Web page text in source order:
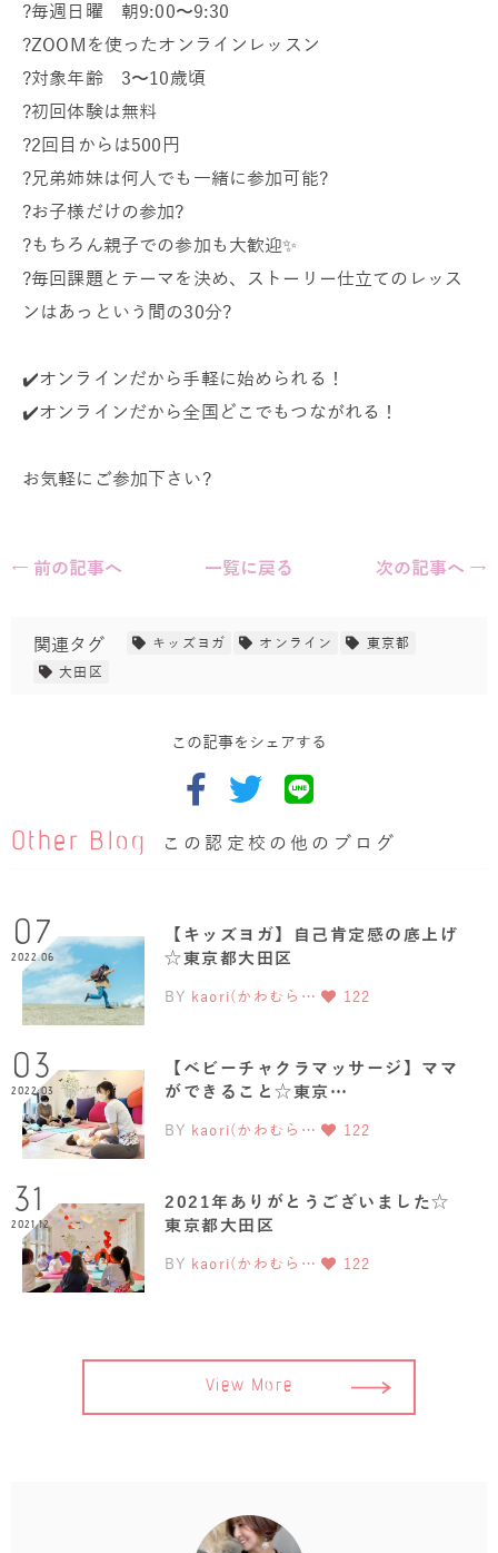
?毎週日曜 朝9:00〜9:30
?ZOOMを使ったオンラインレッスン
?対象年齢 3〜10歳頃
?初回体験は無料
?2回目からは500円
?兄弟姉妹は何人でも一緒に参加可能?
?お子様だけの参加?
?もちろん親子での参加も大歓迎✨
?毎回課題とテーマを決め、ストーリー仕立てのレッス
ンはあっという間の30分?
✔️オンラインだから手軽に始められる！
✔️オンラインだから全国どこでもつながれる！
お気軽にご参加下さい?
← 前の記事へ 一覧に戻る 次の記事へ →
関連タグ キッズヨガ オンライン
東京都
大田区
この記事をシェアする
Other Blog この認定校の他のブログ
07
2022.06
【キッズヨガ】自己肯定感の底上げ
☆東京都大田区
BY kaori(かわむら… 122
03
2022.03
【ベビーチャクラマッサージ】ママ
ができること☆東京…
BY kaori(かわむら… 122
31
2021.12
2021年ありがとうございました☆
東京都大田区
BY kaori(かわむら… 122
View More